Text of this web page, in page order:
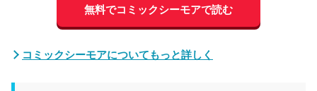
無料でコミックシーモアで読む
コミックシーモアについてもっと詳しく